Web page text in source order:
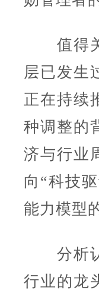
值得关
层已发生
正在持续
种调整的
济与行业
向“科技
能力模型
分析认
行业的龙